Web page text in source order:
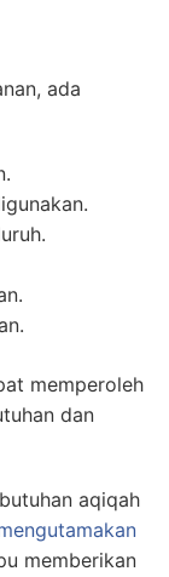
ada
memperoleh
dan
aqiqah
memberikan